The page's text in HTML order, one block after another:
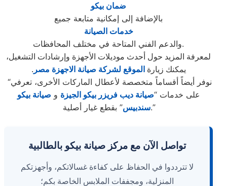
ضمان بيكو
بالإضافة إلى إمكانية متابعة جميع
خدمات الصيانة
والدعم الفني المتاحة في مختلف المحافظات.
لمعرفة المزيد حول أحدث موديلات الأجهزة وإرشادات التشغيل،
يمكنك زيارة الموقع لشركة صيانة الاجهزة مصر .
“نوفر أيضاً أقساماً متخصصة لأعطال الماركات الأخرى، تعرفي
على خدمات “صيانة ديب فريزر بيكو الجيزة و صيانة بيكو
سندبيس” بقطع غيار أصلية.”
تواصل الآن مع مركز صيانة بيكو بالطالبية
لا تترددوا في الحفاظ على كفاءة غسالاتكم، وأجهزتكم
المنزلية، ومجففات الملابس الخاصة بكم؛